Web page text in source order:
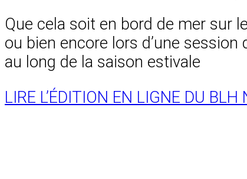
Que cela soit en bord de mer sur
ou bien encore lors d’une
au long de la saison estivale
LIRE L’ÉDITION EN LIGNE DU BLH